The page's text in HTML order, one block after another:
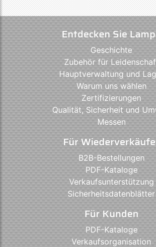
Entdecken Sie
Geschichte
Zubehör für
Hauptverwaltung und
Warum uns wählen
Zertifizierungen
Qualität, Sicherheit und
Messen
Für
B2B-Bestellungen
PDF-Kataloge
Verkaufsunterstützung
Sicherheitsdatenblätter
Für Kunden
PDF-Kataloge
Verkaufsorganisation